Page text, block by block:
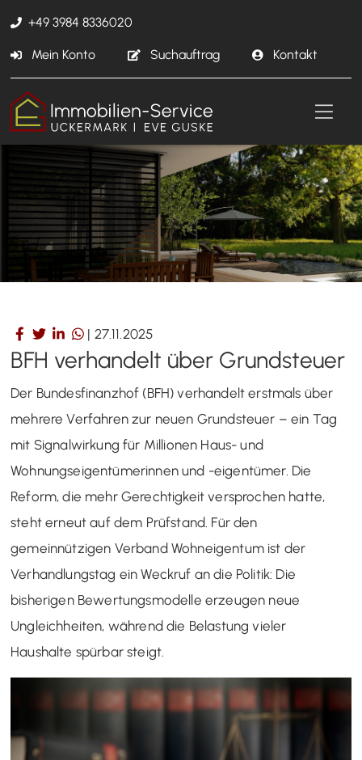
+49 3984 8336020
Mein Konto Suchauftrag Kontakt
| 27.11.2025
BFH verhandelt über Grundsteuer
Der Bundesfinanzhof (BFH) verhandelt erstmals über
mehrere Verfahren zur neuen Grundsteuer – ein Tag
mit Signalwirkung für Millionen Haus- und
Wohnungseigentümerinnen und -eigentümer. Die
Reform, die mehr Gerechtigkeit versprochen hatte,
steht erneut auf dem Prüfstand. Für den
gemeinnützigen Verband Wohneigentum ist der
Verhandlungstag ein Weckruf an die Politik: Die
bisherigen Bewertungsmodelle erzeugen neue
Ungleichheiten, während die Belastung vieler
Haushalte spürbar steigt.